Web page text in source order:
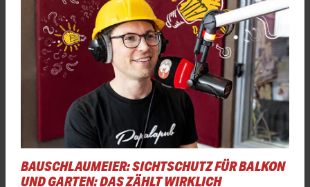
BAUSCHLAUMEIER: SICHTSCHUTZ FÜR BALKON
UND GARTEN: DAS ZÄHLT WIRKLICH